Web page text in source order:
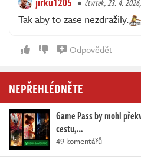
čtvrtek, 23. 4.
Tak aby to zase nezdražily.
Odpovědět
NEPŘEHLÉDNĚTE
Game Pass by mohl
cestu,…
49 komentářů